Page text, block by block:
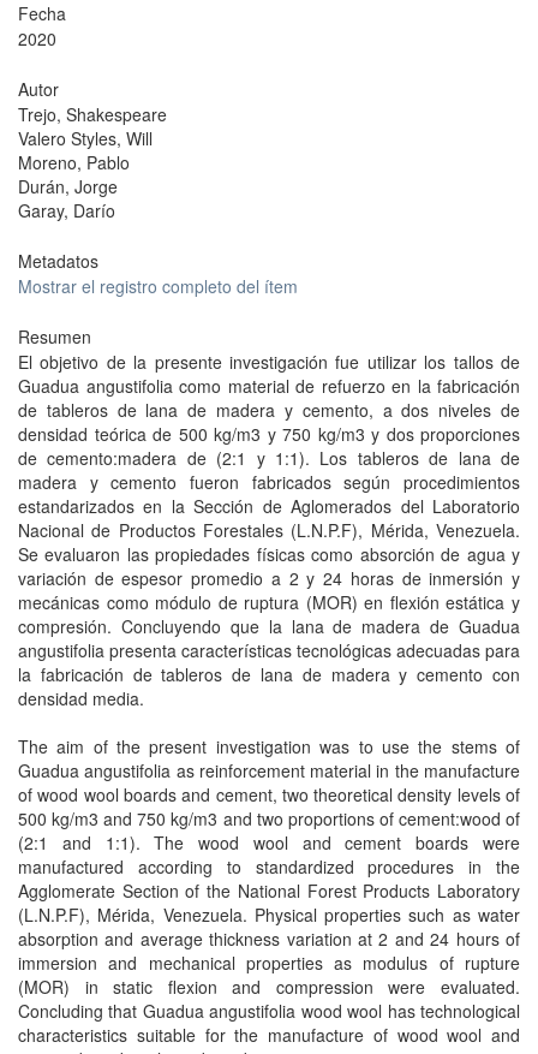
Fecha
2020
Autor
Trejo, Shakespeare
Valero Styles, Will
Moreno, Pablo
Durán, Jorge
Garay, Darío
Metadatos
Mostrar el registro completo del ítem
Resumen
El objetivo de la presente investigación fue utilizar los tallos de
Guadua angustifolia como material de refuerzo en la fabricación
de tableros de lana de madera y cemento, a dos niveles de
densidad teórica de 500 kg/m3 y 750 kg/m3 y dos proporciones
de cemento:madera de (2:1 y 1:1). Los tableros de lana de
madera y cemento fueron fabricados según procedimientos
estandarizados en la Sección de Aglomerados del Laboratorio
Nacional de Productos Forestales (L.N.P.F), Mérida, Venezuela.
Se evaluaron las propiedades físicas como absorción de agua y
variación de espesor promedio a 2 y 24 horas de inmersión y
mecánicas como módulo de ruptura (MOR) en flexión estática y
compresión. Concluyendo que la lana de madera de Guadua
angustifolia presenta características tecnológicas adecuadas para
la fabricación de tableros de lana de madera y cemento con
densidad media.
The aim of the present investigation was to use the stems of
Guadua angustifolia as reinforcement material in the manufacture
of wood wool boards and cement, two theoretical density levels of
500 kg/m3 and 750 kg/m3 and two proportions of cement:wood of
(2:1 and 1:1). The wood wool and cement boards were
manufactured according to standardized procedures in the
Agglomerate Section of the National Forest Products Laboratory
(L.N.P.F), Mérida, Venezuela. Physical properties such as water
absorption and average thickness variation at 2 and 24 hours of
immersion and mechanical properties as modulus of rupture
(MOR) in static flexion and compression were evaluated.
Concluding that Guadua angustifolia wood wool has technological
characteristics suitable for the manufacture of wood wool and